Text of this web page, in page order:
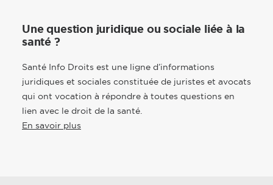
Une question juridique ou sociale liée à la
santé ?
Santé Info Droits est une ligne d’informations
juridiques et sociales constituée de juristes et avocats
qui ont vocation à répondre à toutes questions en
lien avec le droit de la santé.
En savoir plus